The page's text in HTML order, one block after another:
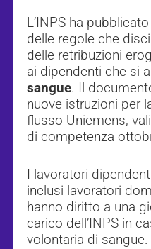
L’INPS ha
delle regole che
delle retribuzioni
ai dipendenti che si
sangue. Il
nuove istruzioni per
flusso Uniemens,
di competenza
I lavoratori
inclusi lavoratori
hanno diritto a una
carico dell’INPS in
volontaria di sangue.